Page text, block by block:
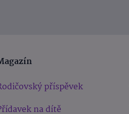
příspěvek
na dítě